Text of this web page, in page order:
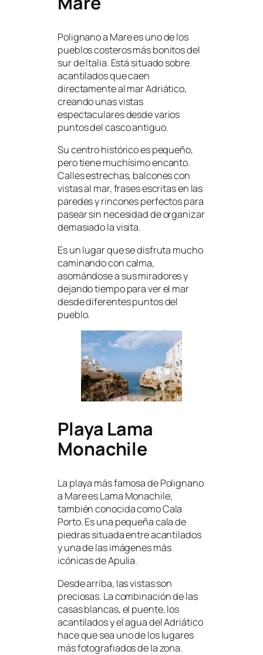
Polignano a Mare es uno de los
pueblos costeros más bonitos del
sur de Italia. Está situado sobre
acantilados que caen
directamente al mar Adriático,
creando unas vistas
espectaculares desde varios
puntos del casco antiguo.
Su centro histórico es pequeño,
pero tiene muchísimo encanto.
Calles estrechas, balcones con
vistas al mar, frases escritas en las
paredes y rincones perfectos para
pasear sin necesidad de organizar
demasiado la visita.
Es un lugar que se disfruta mucho
caminando con calma,
asomándose a sus miradores y
dejando tiempo para ver el mar
desde diferentes puntos del
pueblo.
Playa Lama
Monachile
La playa más famosa de Polignano
a Mare es Lama Monachile,
también conocida como Cala
Porto. Es una pequeña cala de
piedras situada entre acantilados
y una de las imágenes más
icónicas de Apulia.
Desde arriba, las vistas son
preciosas. La combinación de las
casas blancas, el puente, los
acantilados y el agua del Adriático
hace que sea uno de los lugares
más fotografiados de la zona.